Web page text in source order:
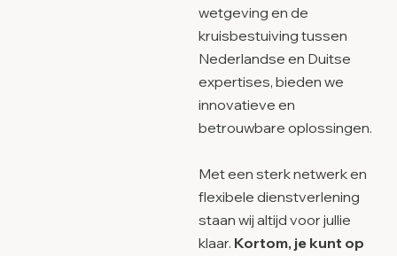
wetgeving en de
kruisbestuiving tussen
Nederlandse en Duitse
expertises, bieden we
innovatieve en
betrouwbare oplossingen.
Met een sterk netwerk en
flexibele dienstverlening
staan wij altijd voor jullie
klaar. Kortom, je kunt op